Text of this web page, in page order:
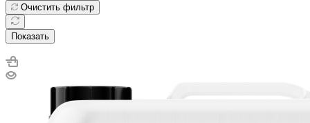
Очистить фильтр
Показать